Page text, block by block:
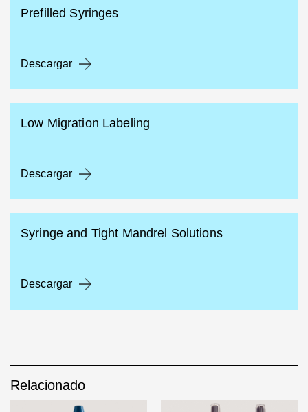
Prefilled Syringes
Descargar
Low Migration Labeling
Descargar
Syringe and Tight Mandrel Solutions
Descargar
Relacionado